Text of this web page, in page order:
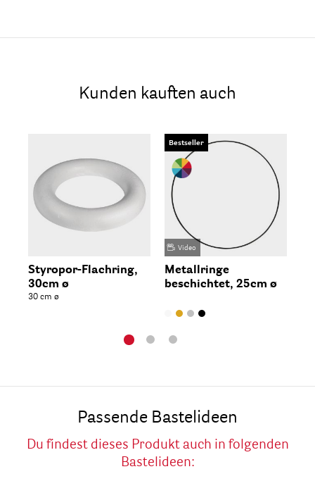
Kunden kauften auch
Styropor-Flachring,
30cm ø
30 cm ø
Bestseller
Video
Metallringe
beschichtet, 25cm ø
Passende Bastelideen
Du findest dieses Produkt auch in folgenden
Bastelideen: